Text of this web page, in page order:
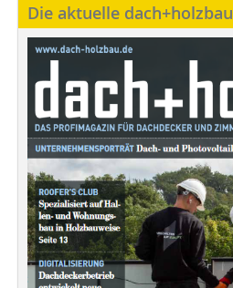
Die aktuelle dach+holzbau